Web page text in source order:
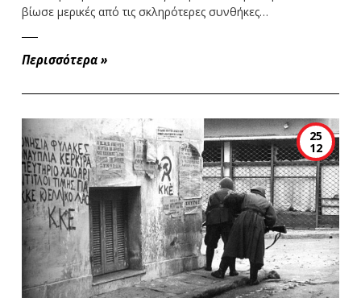
βίωσε μερικές από τις σκληρότερες συνθήκες…
Περισσότερα »
25
12